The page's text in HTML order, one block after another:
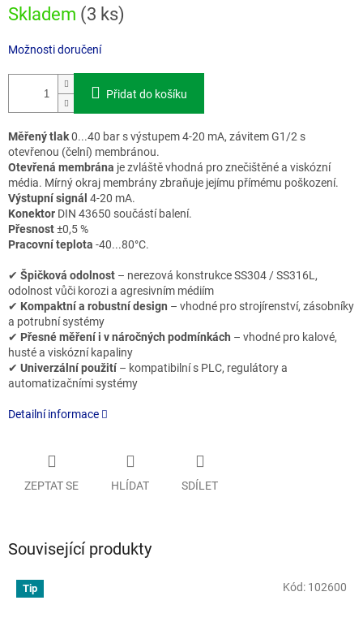
Skladem (3 ks)
Možnosti doručení
Přidat do košíku
Měřený tlak0...40 bar s výstupem 4-20 mA, závitem G1/2 s
otevřenou (čelní) membránou.
Otevřená membrána je zvláště vhodná pro znečištěné a viskózní
média. Mírný okraj membrány zbraňuje jejímu přímému poškození.
Výstupní signál 4-20 mA.
Konektor DIN 43650 součástí balení.
Přesnost±0,5 %
Pracovní teplota -40...80°C.
✔ Špičková odolnost – nerezová konstrukce SS304 / SS316L,
odolnost vůči korozi a agresivním médiím
✔ Kompaktní a robustní design – vhodné pro strojírenství, zásobníky
a potrubní systémy
✔ Přesné měření i v náročných podmínkách – vhodné pro kalové,
husté a viskózní kapaliny
✔ Univerzální použití – kompatibilní s PLC, regulátory a
automatizačními systémy
Detailní informace
ZEPTAT SE HLÍDAT SDÍLET
Související produkty
Tip
Kód: 102600